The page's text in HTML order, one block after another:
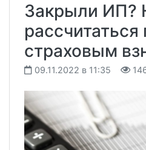
Закрыли ИП?
рассчитаться
страховым
09.11.2022 в 11:35